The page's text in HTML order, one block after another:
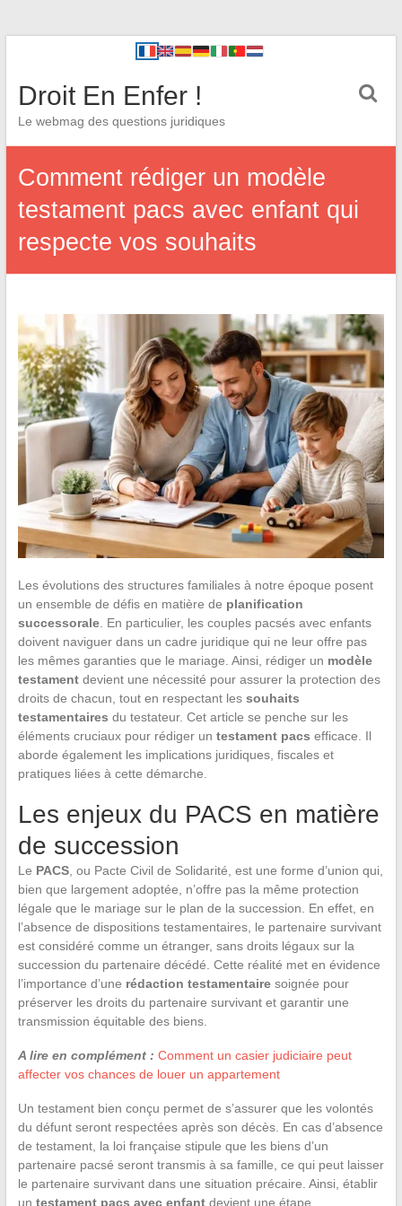
Droit En Enfer !
Le webmag des questions juridiques
Comment rédiger un modèle
testament pacs avec enfant qui
respecte vos souhaits
Les évolutions des structures familiales à notre époque posent
un ensemble de défis en matière de planification
successorale. En particulier, les couples pacsés avec enfants
doivent naviguer dans un cadre juridique qui ne leur offre pas
les mêmes garanties que le mariage. Ainsi, rédiger un modèle
testamentdevient une nécessité pour assurer la protection des
droits de chacun, tout en respectant les souhaits
testamentaires du testateur. Cet article se penche sur les
éléments cruciaux pour rédiger un testament pacs efficace. Il
aborde également les implications juridiques, fiscales et
pratiques liées à cette démarche.
Les enjeux du PACS en matière
de succession
Le PACS, ou Pacte Civil de Solidarité, est une forme d’union qui,
bien que largement adoptée, n’offre pas la même protection
légale que le mariage sur le plan de la succession. En effet, en
l’absence de dispositions testamentaires, le partenaire survivant
est considéré comme un étranger, sans droits légaux sur la
succession du partenaire décédé. Cette réalité met en évidence
l’importance d’une rédaction testamentairesoignée pour
préserver les droits du partenaire survivant et garantir une
transmission équitable des biens.
A lire en complément : Comment un casier judiciaire peut
affecter vos chances de louer un appartement
Un testament bien conçu permet de s’assurer que les volontés
du défunt seront respectées après son décès. En cas d’absence
de testament, la loi française stipule que les biens d’un
partenaire pacsé seront transmis à sa famille, ce qui peut laisser
le partenaire survivant dans une situation précaire. Ainsi, établir
un testament pacs avec enfantdevient une étape